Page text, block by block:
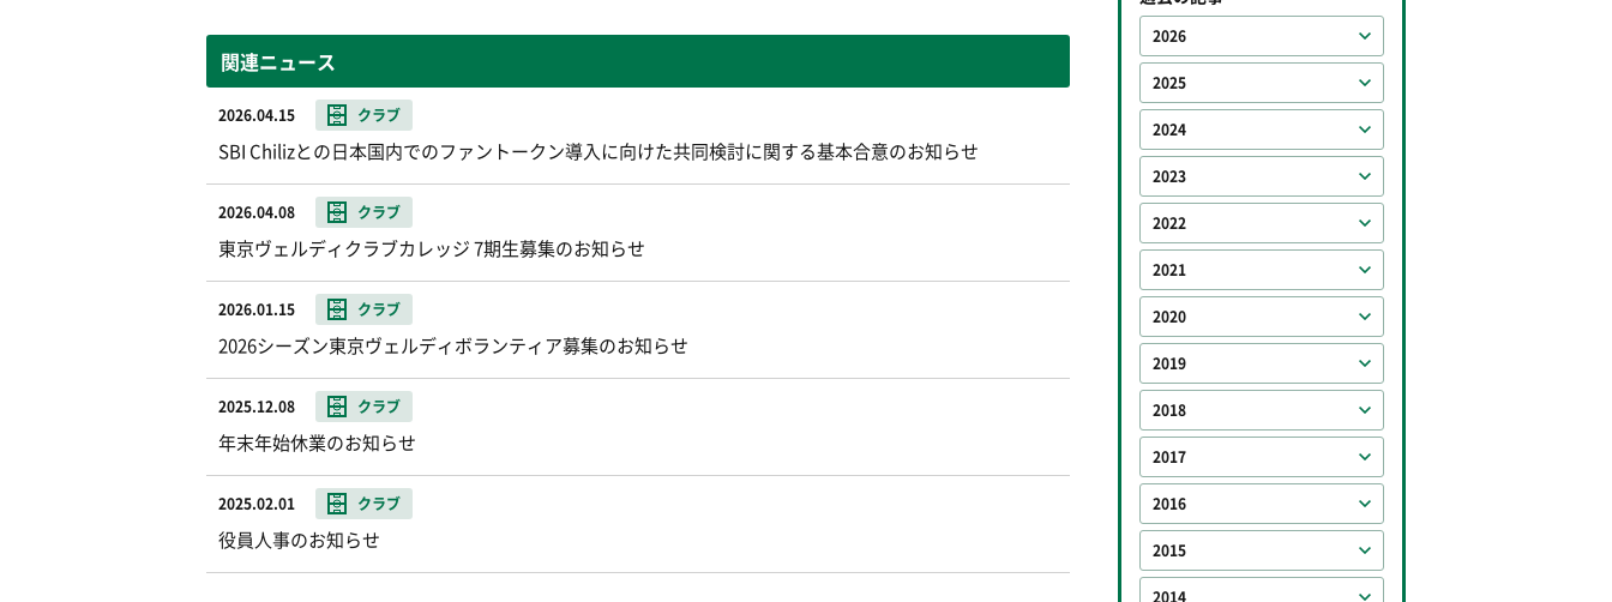
関連ニュース
2026.04.15 クラブ
SBI Chilizとの日本国内でのファントークン導入に向けた共同検討に関する基本合意のお知らせ
2026.04.08 クラブ
東京ヴェルディクラブカレッジ 7期生募集のお知らせ
2026.01.15 クラブ
2026シーズン東京ヴェルディボランティア募集のお知らせ
2025.12.08 クラブ
年末年始休業のお知らせ
2025.02.01 クラブ
役員人事のお知らせ
2026
2025
2024
2023
2022
2021
2020
2019
2018
2017
2016
2015
2014